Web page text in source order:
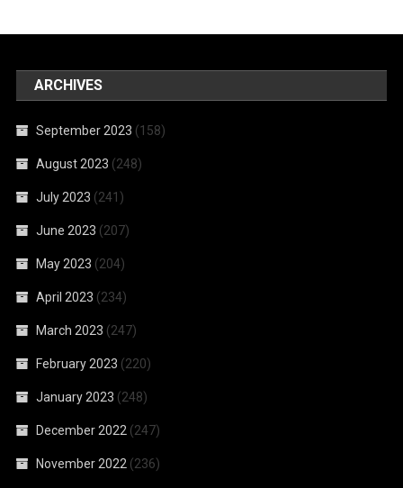
ARCHIVES
September 2023 (158)
August 2023 (248)
July 2023 (241)
June 2023 (207)
May 2023 (204)
April 2023 (234)
March 2023 (247)
February 2023 (220)
January 2023 (248)
December 2022 (247)
November 2022 (236)